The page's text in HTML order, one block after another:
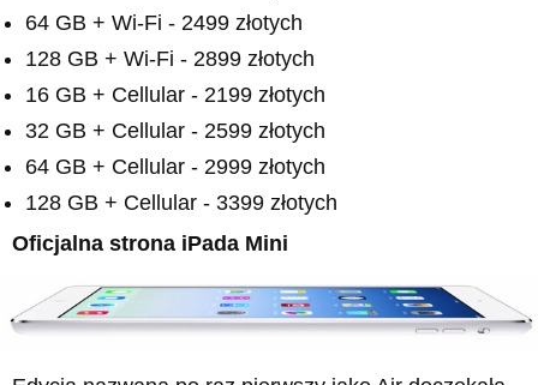
64 GB + Wi-Fi - 2499 złotych
128 GB + Wi-Fi - 2899 złotych
16 GB + Cellular - 2199 złotych
32 GB + Cellular - 2599 złotych
64 GB + Cellular - 2999 złotych
128 GB + Cellular - 3399 złotych
Oficjalna strona iPada Mini